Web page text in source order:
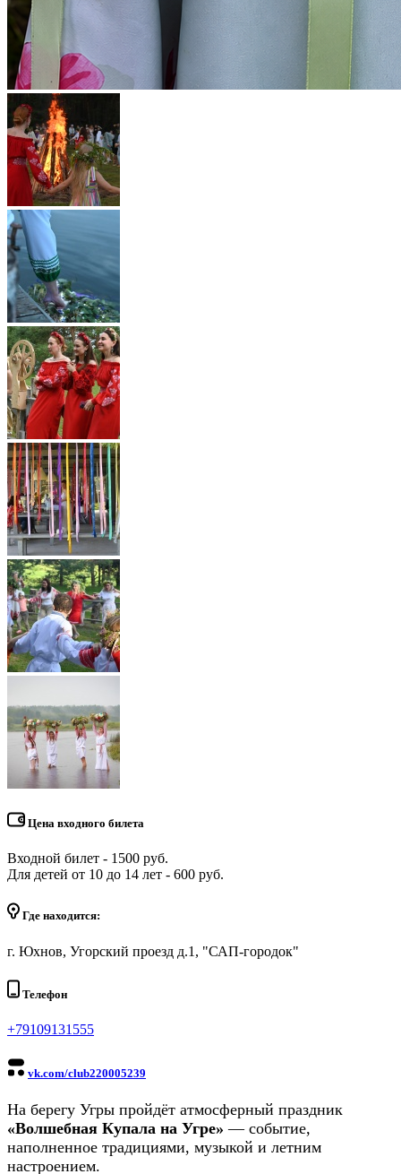
Цена входного билета
Входной билет - 1500 руб.
Для детей от 10 до 14 лет - 600 руб.
Где находится:
г. Юхнов, Угорский проезд д.1, "САП-городок"
Телефон
+79109131555
vk.com/club220005239
На берегу Угры пройдёт атмосферный праздник
«Волшебная Купала на Угре» — событие,
наполненное традициями, музыкой и летним
настроением.